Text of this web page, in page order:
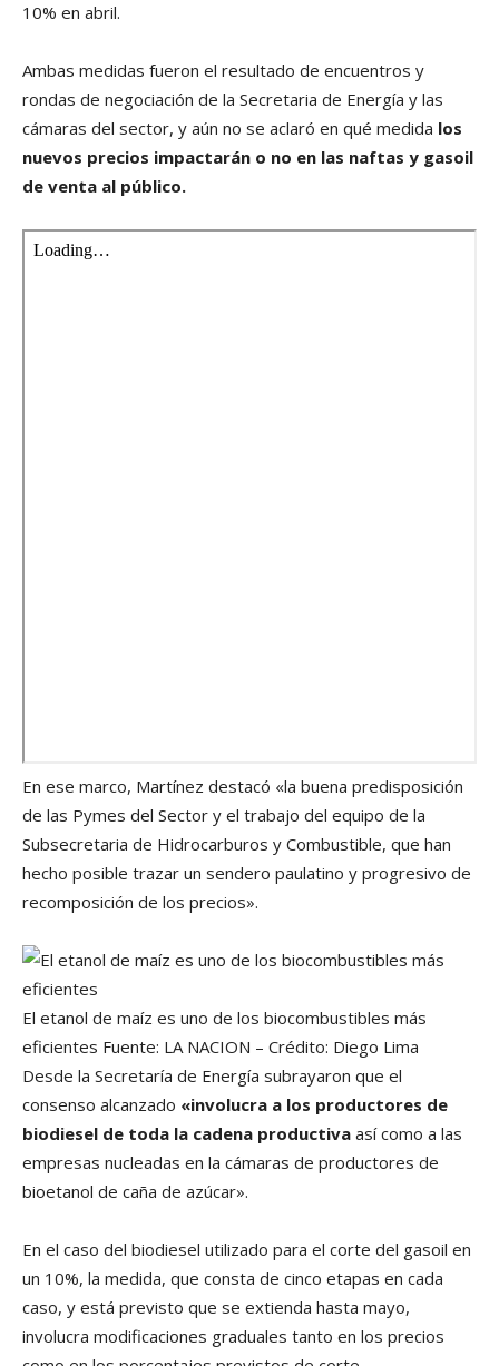
10% en abril.
Ambas medidas fueron el resultado de encuentros y
rondas de negociación de la Secretaria de Energía y las
cámaras del sector, y aún no se aclaró en qué medida los
nuevos precios impactarán o no en las naftas y gasoil
de venta al público.
En ese marco, Martínez destacó «la buena predisposición
de las Pymes del Sector y el trabajo del equipo de la
Subsecretaria de Hidrocarburos y Combustible, que han
hecho posible trazar un sendero paulatino y progresivo de
recomposición de los precios».
El etanol de maíz es uno de los biocombustibles más
eficientes Fuente: LA NACION – Crédito: Diego Lima
Desde la Secretaría de Energía subrayaron que el
consenso alcanzado «involucra a los productores de
biodiesel de toda la cadena productiva así como a las
empresas nucleadas en la cámaras de productores de
bioetanol de caña de azúcar».
En el caso del biodiesel utilizado para el corte del gasoil en
un 10%, la medida, que consta de cinco etapas en cada
caso, y está previsto que se extienda hasta mayo,
involucra modificaciones graduales tanto en los precios